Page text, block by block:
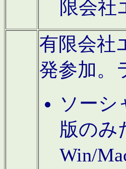
限会社
有限会社
発参加。
ソーシ
版のみ
Win/